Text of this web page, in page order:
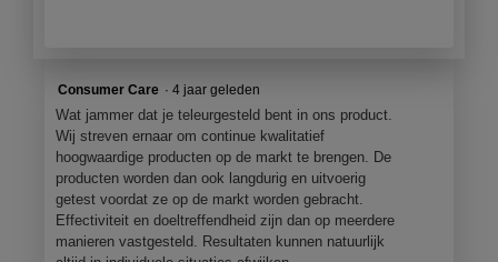
Consumer Care · 4 jaar geleden
Wat jammer dat je teleurgesteld bent in ons product.
Wij streven ernaar om continue kwalitatief
hoogwaardige producten op de markt te brengen. De
producten worden dan ook langdurig en uitvoerig
getest voordat ze op de markt worden gebracht.
Effectiviteit en doeltreffendheid zijn dan op meerdere
manieren vastgesteld. Resultaten kunnen natuurlijk